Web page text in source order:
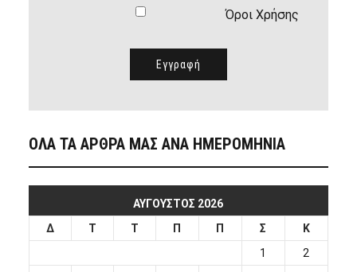
Όροι Χρήσης
ΟΛΑ ΤΑ ΑΡΘΡΑ ΜΑΣ ΑΝΑ ΗΜΕΡΟΜΗΝΙΑ
ΑΎΓΟΥΣΤΟΣ 2026
Δ
Τ Τ Π Π Σ
Κ
1
2